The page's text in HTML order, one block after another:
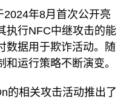
年8月首次公开亮
执行NFC中继攻击的能
数据用于欺诈活动。随
运行策略不断演变。
的相关攻击活动推出了